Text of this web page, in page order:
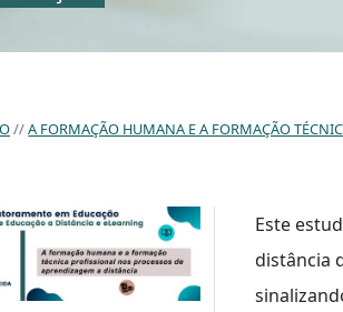
A FORMAÇÃO HUMANA E A FORMAÇÃO TÉCNICA PROFISSIONAL NOS
Este
distância